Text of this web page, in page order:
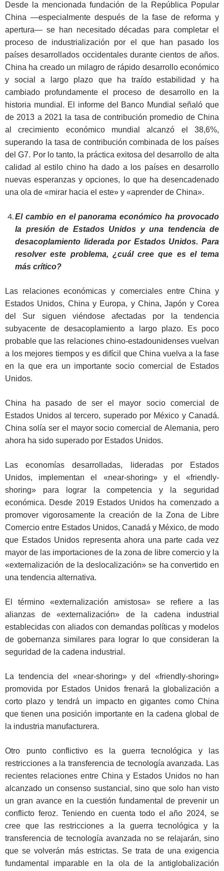
Desde la mencionada fundación de la República Popular
China ―especialmente después de la fase de reforma y
apertura― se han necesitado décadas para completar el
proceso de industrialización por el que han pasado los
países desarrollados occidentales durante cientos de años.
China ha creado un milagro de rápido desarrollo económico
y social a largo plazo que ha traído estabilidad y ha
cambiado profundamente el proceso de desarrollo en la
historia mundial. El informe del Banco Mundial señaló que
de 2013 a 2021 la tasa de contribución promedio de China
al crecimiento económico mundial alcanzó el 38,6%,
superando la tasa de contribución combinada de los países
del G7. Por lo tanto, la práctica exitosa del desarrollo de alta
calidad al estilo chino ha dado a los países en desarrollo
nuevas esperanzas y opciones, lo que ha desencadenado
una ola de «mirar hacia el este» y «aprender de China».
El cambio en el panorama económico ha provocado
la presión de Estados Unidos y una tendencia de
desacoplamiento liderada por Estados Unidos. Para
resolver este problema, ¿cuál cree que es el tema
más crítico?
Las relaciones económicas y comerciales entre China y
Estados Unidos, China y Europa, y China, Japón y Corea
del Sur siguen viéndose afectadas por la tendencia
subyacente de desacoplamiento a largo plazo. Es poco
probable que las relaciones chino-estadounidenses vuelvan
a los mejores tiempos y es difícil que China vuelva a la fase
en la que era un importante socio comercial de Estados
Unidos.
China ha pasado de ser el mayor socio comercial de
Estados Unidos al tercero, superado por México y Canadá.
China solía ser el mayor socio comercial de Alemania, pero
ahora ha sido superado por Estados Unidos.
Las economías desarrolladas, lideradas por Estados
Unidos, implementan el «near-shoring» y el «friendly-
shoring» para lograr la competencia y la seguridad
económica. Desde 2019 Estados Unidos ha comenzado a
promover vigorosamente la creación de la Zona de Libre
Comercio entre Estados Unidos, Canadá y México, de modo
que Estados Unidos representa ahora una parte cada vez
mayor de las importaciones de la zona de libre comercio y la
«externalización de la deslocalización» se ha convertido en
una tendencia alternativa.
El término «externalización amistosa» se refiere a las
alianzas de «externalización» de la cadena industrial
establecidas con aliados con demandas políticas y modelos
de gobernanza similares para lograr lo que consideran la
seguridad de la cadena industrial.
La tendencia del «near-shoring» y del «friendly-shoring»
promovida por Estados Unidos frenará la globalización a
corto plazo y tendrá un impacto en gigantes como China
que tienen una posición importante en la cadena global de
la industria manufacturera.
Otro punto conflictivo es la guerra tecnológica y las
restricciones a la transferencia de tecnología avanzada. Las
recientes relaciones entre China y Estados Unidos no han
alcanzado un consenso sustancial, sino que solo han visto
un gran avance en la cuestión fundamental de prevenir un
conflicto feroz. Teniendo en cuenta todo el año 2024, se
cree que las restricciones a la guerra tecnológica y la
transferencia de tecnología avanzada no se relajarán, sino
que se volverán más estrictas. Se trata de una exigencia
fundamental imparable en la ola de la antiglobalización